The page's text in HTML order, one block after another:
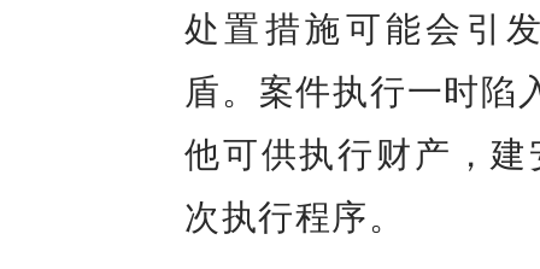
处置措施可能会引
盾。案件执行一时陷
他可供执行财产，
次执行程序。